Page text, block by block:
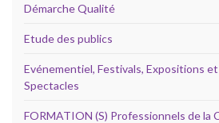
Démarche Qualité
Etude des publics
Evénementiel, Festivals, Expositions
Spectacles
FORMATION (S) Professionnels de la